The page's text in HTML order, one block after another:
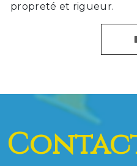
propreté et rigueur.